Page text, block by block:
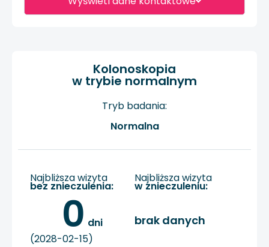
Kolonoskopia
w trybie normalnym
Tryb badania:
Normalna
Najbliższa wizyta
bez znieczulenia:
0 dni
(2028-02-15)
Najbliższa wizyta
w znieczuleniu:
brak danych